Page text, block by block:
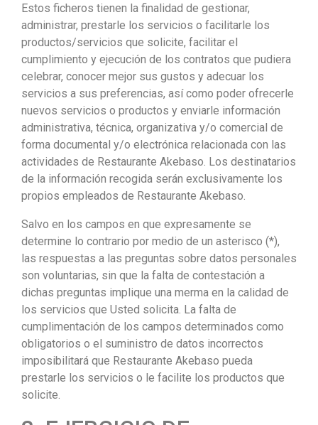
Estos ficheros tienen la finalidad de gestionar,
administrar, prestarle los servicios o facilitarle los
productos/servicios que solicite, facilitar el
cumplimiento y ejecución de los contratos que pudiera
celebrar, conocer mejor sus gustos y adecuar los
servicios a sus preferencias, así como poder ofrecerle
nuevos servicios o productos y enviarle información
administrativa, técnica, organizativa y/o comercial de
forma documental y/o electrónica relacionada con las
actividades de Restaurante Akebaso. Los destinatarios
de la información recogida serán exclusivamente los
propios empleados de Restaurante Akebaso.
Salvo en los campos en que expresamente se
determine lo contrario por medio de un asterisco (*),
las respuestas a las preguntas sobre datos personales
son voluntarias, sin que la falta de contestación a
dichas preguntas implique una merma en la calidad de
los servicios que Usted solicita. La falta de
cumplimentación de los campos determinados como
obligatorios o el suministro de datos incorrectos
imposibilitará que Restaurante Akebaso pueda
prestarle los servicios o le facilite los productos que
solicite.